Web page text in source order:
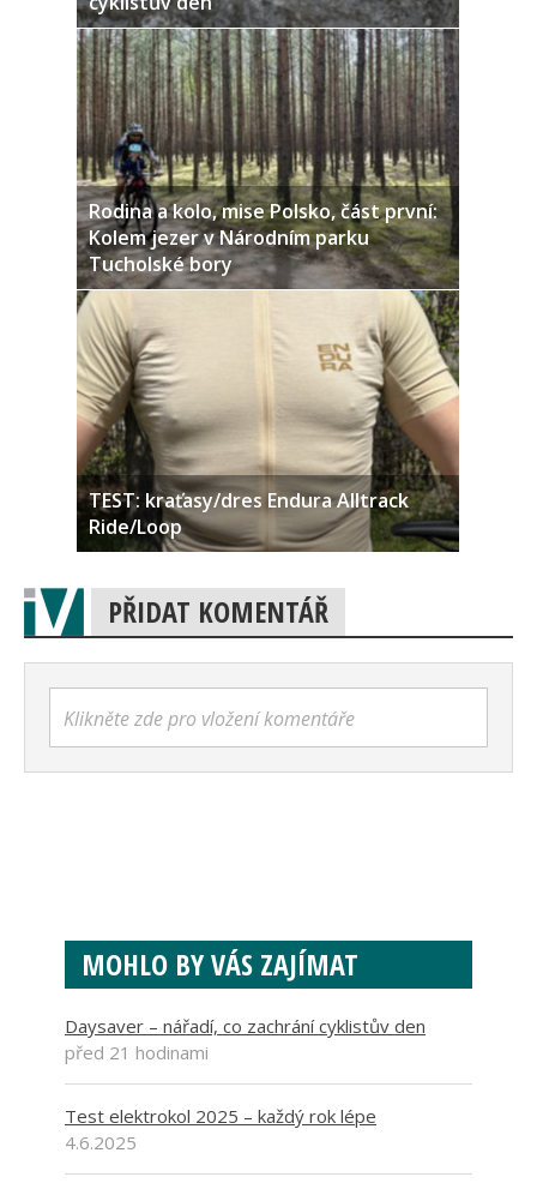
Rodina a kolo, mise Polsko, část první:
Kolem jezer v Národním parku
Tucholské bory
TEST: kraťasy/dres Endura Alltrack
Ride/Loop
PŘIDAT KOMENTÁŘ
Klikněte zde pro vložení komentáře
MOHLO BY VÁS ZAJÍMAT
Daysaver – nářadí, co zachrání cyklistův den
před 21 hodinami
Test elektrokol 2025 – každý rok lépe
4.6.2025